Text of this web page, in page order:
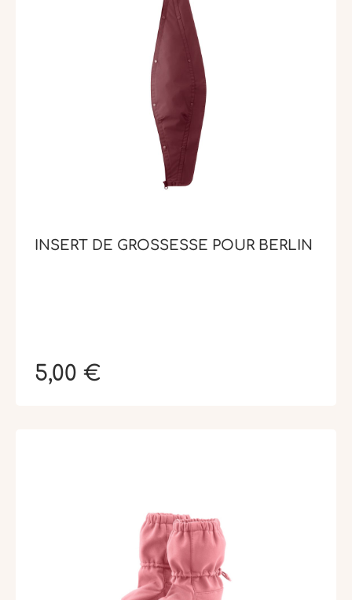
INSERT DE GROSSESSE POUR BERLIN
5,00 €